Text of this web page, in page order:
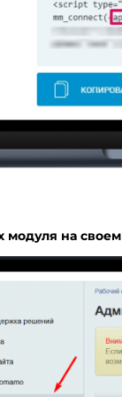
модуля на